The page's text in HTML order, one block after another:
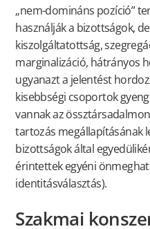
„nem-domináns pozíció”
használják a bizottságok,
kiszolgáltatottság,
marginalizáció, hátrányos
ugyanazt a jelentést
kisebbségi csoportok
vannak az
tartozás megállapításának
bizottságok által
érintettek egyéni
identitásválasztás).
Szakmai